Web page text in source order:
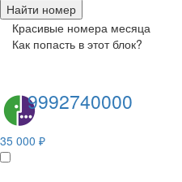
Найти номер
Красивые номера месяца
Как попасть в этот блок?
9992740000
35 000 ₽